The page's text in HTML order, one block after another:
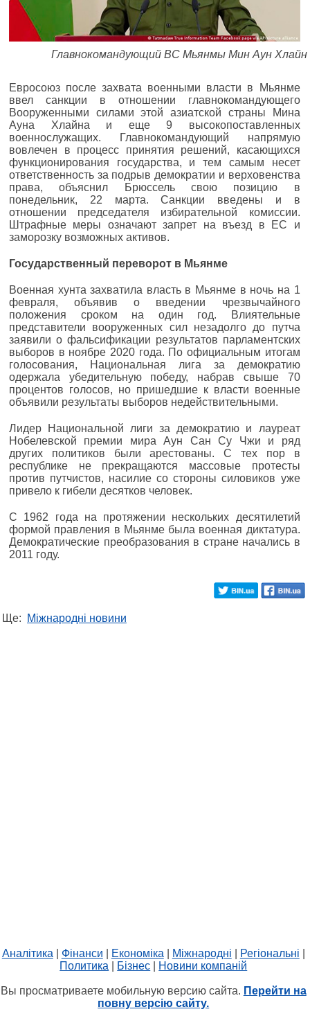
Главнокомандующий ВС Мьянмы Мин Аун Хлайн
Евросоюз после захвата военными власти в Мьянме
ввел санкции в отношении главнокомандующего
Вооруженными силами этой азиатской страны Мина
Ауна Хлайна и еще 9 высокопоставленных
военнослужащих. Главнокомандующий напрямую
вовлечен в процесс принятия решений, касающихся
функционирования государства, и тем самым несет
ответственность за подрыв демократии и верховенства
права, объяснил Брюссель свою позицию в
понедельник, 22 марта. Санкции введены и в
отношении председателя избирательной комиссии.
Штрафные меры означают запрет на въезд в ЕС и
заморозку возможных активов.
Государственный переворот в Мьянме
Военная хунта захватила власть в Мьянме в ночь на 1
февраля, объявив о введении чрезвычайного
положения сроком на один год. Влиятельные
представители вооруженных сил незадолго до путча
заявили о фальсификации результатов парламентских
выборов в ноябре 2020 года. По официальным итогам
голосования, Национальная лига за демократию
одержала убедительную победу, набрав свыше 70
процентов голосов, но пришедшие к власти военные
объявили результаты выборов недействительными.
Лидер Национальной лиги за демократию и лауреат
Нобелевской премии мира Аун Сан Су Чжи и ряд
других политиков были арестованы. С тех пор в
республике не прекращаются массовые протесты
против путчистов, насилие со стороны силовиков уже
привело к гибели десятков человек.
С 1962 года на протяжении нескольких десятилетий
формой правления в Мьянме была военная диктатура.
Демократические преобразования в стране начались в
2011 году.
Ще: Міжнародні новини
Аналітика Фінанси Економіка Міжнародні Регіональні
Политика
Бізнес Новини компаній
Вы просматриваете мобильную версию сайта. Перейти на
повну версію сайту.